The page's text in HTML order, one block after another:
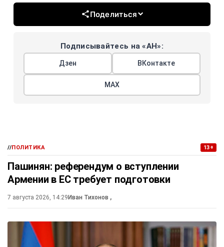
Поделиться
Подписывайтесь на «АН»:
Дзен ВКонтакте
МАХ
//ПОЛИТИКА 13+
Пашинян: референдум о вступлении
Армении в ЕС требует подготовки
7 августа 2026, 14:29Иван Тихонов ,